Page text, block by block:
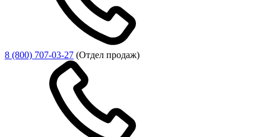
8 (800) 707-03-27 (Отдел продаж)